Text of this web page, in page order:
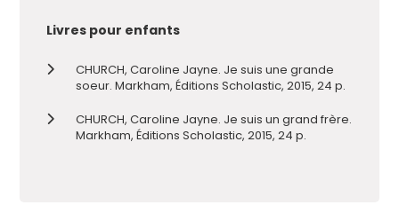
Livres pour enfants
CHURCH, Caroline Jayne. Je suis une grande
soeur. Markham, Éditions Scholastic, 2015, 24 p.
CHURCH, Caroline Jayne. Je suis un grand frère.
Markham, Éditions Scholastic, 2015, 24 p.